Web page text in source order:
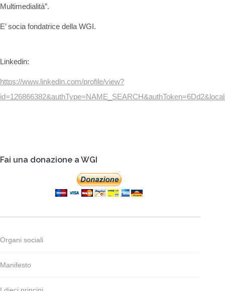
Multimedialità”.
E’ socia fondatrice della WGI.
Linkedin:
https://www.linkedin.com/profile/view?
Fai una donazione a WGI
Organi sociali
Manifesto